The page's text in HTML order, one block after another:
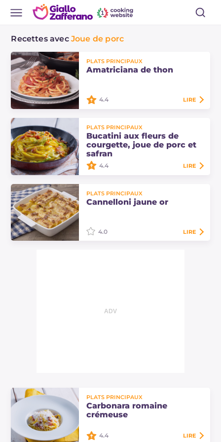
Recettes avec Joue de porc
PLATS PRINCIPAUX
Amatriciana de thon
réinterprétation de l'un des plats
romains les plus appréciés. Nous la
préparons avec de la joue de porc et
du…
4.4 LIRE
PLATS PRINCIPAUX
Bucatini aux fleurs de
courgette, joue de porc et
safran
joue de porc et safran : un plat
principal crémeux et savoureux de
4.4 LIRE
PLATS PRINCIPAUX
Cannelloni jaune or
4.0 LIRE
PLATS PRINCIPAUX
Carbonara romaine
crémeuse
4.4 LIRE